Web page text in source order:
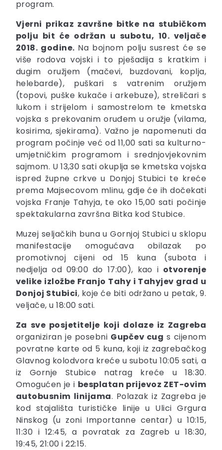
program.
Vjerni prikaz završne bitke na stubičkom
polju bit će održan u subotu, 10. veljače
2018. godine. Na bojnom polju susrest će se
više rodova vojski i to pješadija s kratkim i
dugim oružjem (mačevi, buzdovani, koplja,
helebarde), puškari s vatrenim oružjem
(topovi, puške kukače i arkebuze), streličari s
lukom i strijelom i samostrelom te kmetska
vojska s prekovanim oruđem u oružje (vilama,
kosirima, sjekirama). Važno je napomenuti da
program počinje već od 11,00 sati sa kulturno-
umjetničkim programom i srednjovjekovnim
sajmom. U 13,30 sati okuplja se kmetska vojska
ispred župne crkve u Donjoj Stubici te kreće
prema Majsecovom mlinu, gdje će ih dočekati
vojska Franje Tahyja, te oko 15,00 sati počinje
spektakularna završna Bitka kod Stubice.
Muzej seljačkih buna u Gornjoj Stubici u sklopu
manifestacije omogućava obilazak po
promotivnoj cijeni od 15 kuna (subota i
nedjelja od 09:00 do 17:00), kao i otvorenje
velike izložbe Franjo Tahy i Tahyjev grad u
Donjoj Stubici, koje će biti održano u petak, 9.
veljače, u 18:00 sati.
Za sve posjetitelje koji dolaze iz Zagreba
organiziran je posebni Gupčev cug s cijenom
povratne karte od 5 kuna, koji iz zagrebačkog
Glavnog kolodvora kreće u subotu 10:05 sati, a
iz Gornje Stubice natrag kreće u 18:30.
Omogućen je i besplatan prijevoz ZET-ovim
autobusnim linijama. Polazak iz Zagreba je
kod stajališta turističke linije u Ulici Grgura
Ninskog (u zoni Importanne centar) u 10:15,
11:30 i 12:45, a povratak za Zagreb u 18:30,
19:45, 21:00 i 22:15.